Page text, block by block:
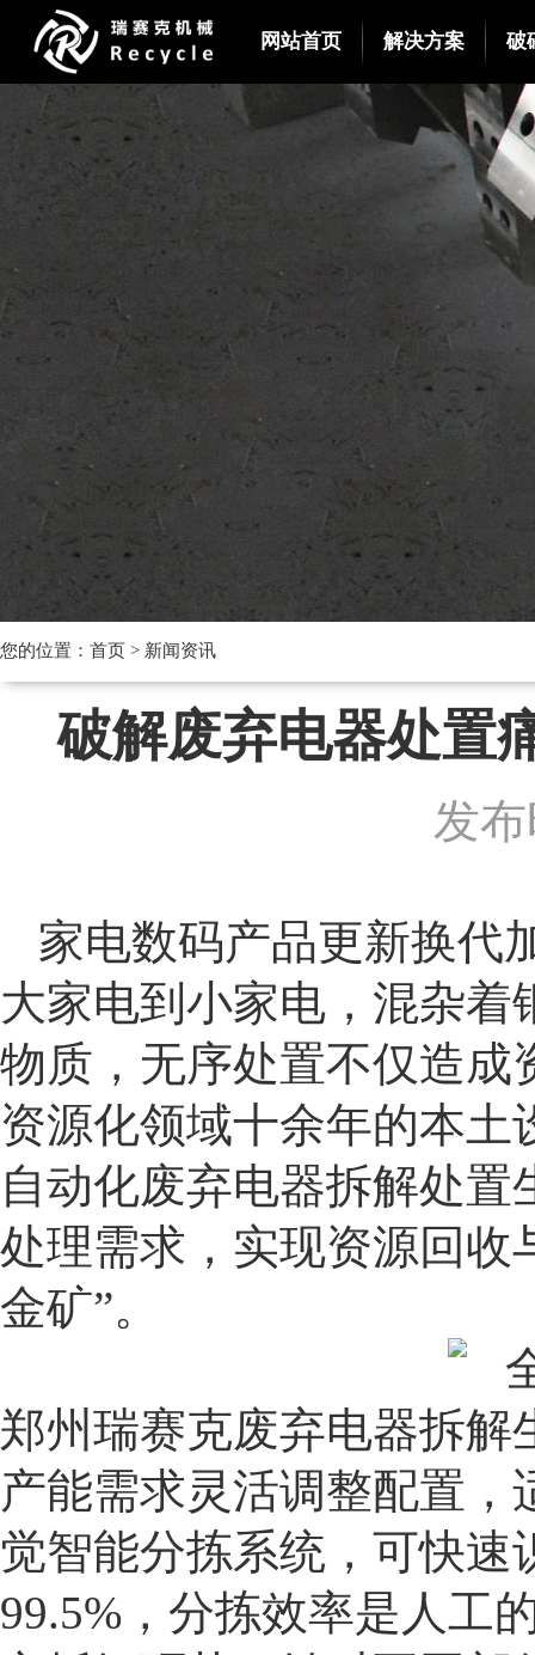
网站首页 解决方案 破
您的位置： 首页 > 新闻资讯
破解废弃电器处置
发
家电数码产品更新换代
大家电到小家电，混杂
物质，无序处置不仅造成
资源化领域十余年的本
自动化废弃电器拆解处
处理需求，实现资源回收
金矿”。
郑州瑞赛克废弃电器拆解
产能需求灵活调整配置，
觉智能分拣系统，可快
99.5%，分拣效率是人工